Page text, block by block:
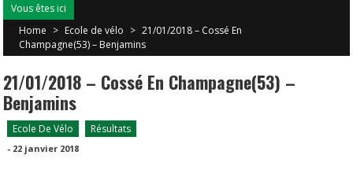
Vous êtes ici
Home > Ecole de vélo > 21/01/2018 – Cossé En
Champagne(53) – Benjamins
21/01/2018 – Cossé En Champagne(53) –
Benjamins
Ecole De Vélo Résultats
- 22 janvier 2018